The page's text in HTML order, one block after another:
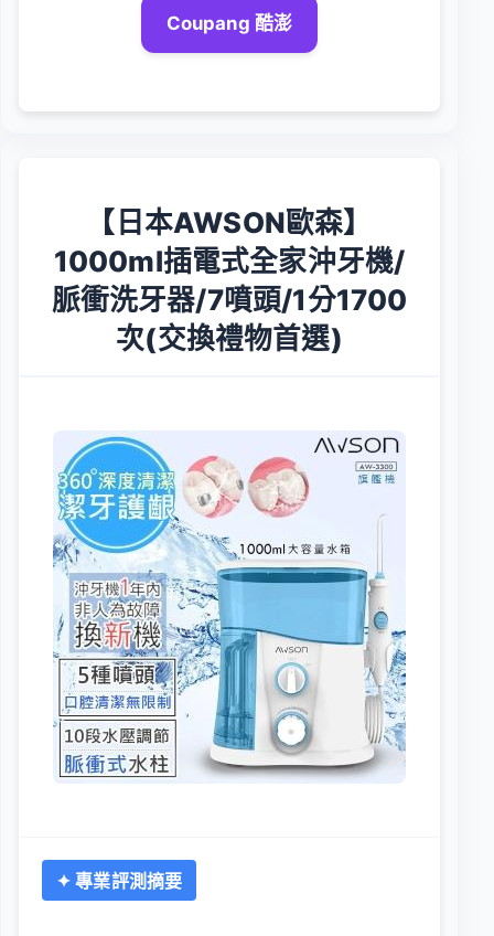
Coupang 酷澎
【日本AWSON歐森】
1000ml插電式全家沖牙機/
脈衝洗牙器/7噴頭/1分1700
次(交換禮物首選)
✦ 專業評測摘要